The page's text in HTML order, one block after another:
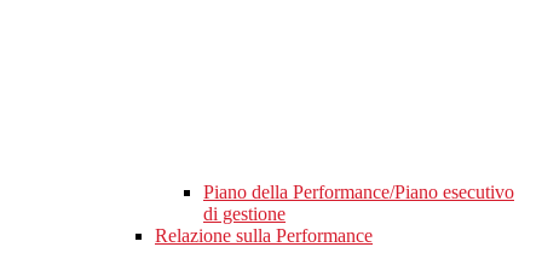
Piano della Performance/Piano esecutivo
di gestione
Relazione sulla Performance